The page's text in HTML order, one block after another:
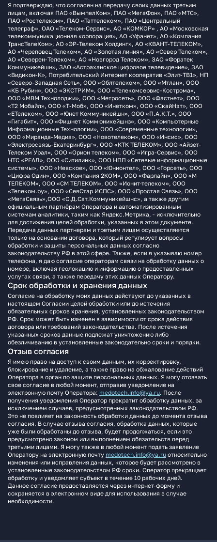
Я подтверждаю, что согласен на передачу своих данных третьим
лицам, включая ПАО «ВымпелКом», ПАО «МегаФон», ПАО «МТС»,
ПАО «Ростелеком», ПАО «Таттелеком», ПАО «Центральный
телеграф», ОАО «Телеком-Сервис», АО «КОМКОР» , АО «Московская
телекоммуникационная корпорация», АО «Уфанет», АО «Компания
ТрансТелеКом», АО «ЭР-Телеком Холдинг», АО «КВАНТ-ТЕЛЕКОМ»,
АО «Череповец Телеком», АО «Золотая линия», АО «Север Телеком»,
АО «Северен-Телеком», АО «Новгород Телеком», ЗАО «Форатек
Коммуникейшн», ЗАО «Астраханское цифровое телевидение», ЗАО
«Видикон-К», Потребительский Интернет кооператив «Элит-ТВ1», НП
«Северо-Западная Сеть», ООО «Облтелеком», ООО «Мтлан», ООО
«КБ Рубин», ООО «ЭКСТРИМ», ООО «Телекомсервис-Кострома»,
ООО «МВМ Технолоджи», ООО «Метросеть», ООО «Фастнет», ООО
«Т2 Мобайл», ООО «Т‑Моб», ООО «Инетком», ООО «СкайНэт», ООО
«ЕТелеком», ООО «Юнет Коммуникейшн», ООО «П.А.К.Т.», ООО
«Гигабит», ООО «Фишнет Коммюникейшнз», ООО «Компьютерные
Информационные Технологии», ООО «Современные технологии»,
ООО «Миранда-Медиа», ООО «Новотелеком», ООО «Инсис», ООО
«Электросвязь-Екатеринбург», ООО «КТК ТЕЛЕКОМ», ООО «Айзет-
Телеком Урал», ООО «Орион телеком», ООО «Игра-Сервис», ООО
НТС «РЕАЛ», ООО «Ситилинк», ООО НПП «Сетевые информационные
системы», ООО «Невское», ООО «Юнионтел», ООО «Горсеть», ООО
«Цифра Один», ООО «Компания 2КОМ», ООО «Фарлайн», ООО «М
ТЕЛЕКОМ», ООО «СМ ТЕЛЕКОМ», ООО «Ионит-телеком», ООО
«Телеком.ру», ООО «СевСтар ИСПС», ООО «Простая Связь», ООО
«МегаСвязь»,ООО «С.Д.Сат.Коммуникейшнс», а также другим
официальным партнёрам Оператора и автоматизированным
системам аналитики, таким как Яндекс.Метрика, - исключительно
для достижения целей обработки, указанных в этом документе.
Передача данных партнерам и третьим лицам осуществляется
только на основании договора, который регулирует вопросы
обработки и защиты персональных данных согласно
законодательству РФ в этой сфере. Также, если я указываю номер
телефона, я даю согласие операторам связи на обработку данных о
номере, включая геолокацию и информацию о предоставленных
услугах связи, а также передачу этих данных Оператору.
Срок обработки и хранения данных
Согласие на обработку моих данных действуют до указанных в
настоящем Согласии целей обработки или до истечения
обязательных сроков хранения, установленных законодательством
РФ. Срок может быть изменен в зависимости от срока действия
договора или требований законодательства. После истечения
указанных сроков данные подлежат уничтожению либо
обезличиванию в установленные законодательно сроки и порядки.
Отзыв согласия
Я имею право на доступ к своим данным, их корректировку,
блокирование и удаление, а также право на обжалование действий
Оператора в орган по защите персональных данных. Я могу отозвать
свое согласие в любой момент, отправив уведомление на
электронную почту Оператора: medotech.info@ya.ru. После
получения уведомления Оператор прекратит обработку данных, за
исключением случаев, предусмотренных законодательством РФ.
Это не повлияет на законность обработки данных до момента отзыва
согласия. В случае отзыва согласия, обработка данных, которые
уже были обработаны до отзыва, будет продолжаться, если это
предусмотрено законом или выполнением обязательств перед
третьими лицами. Я могу также в любой момент подать заявление
Оператору на электронную почту medotech.info@ya.ru относительно
изменения или исправления данных, которое будет рассмотрено в
установленные законодательством РФ сроки. Оператор прекращает
обработку и уведомляет субъект в течение 10 рабочих дней.
Данное согласие предоставляется через интернет-форму и
сохраняется в электронном виде для использования в случае
необходимости.